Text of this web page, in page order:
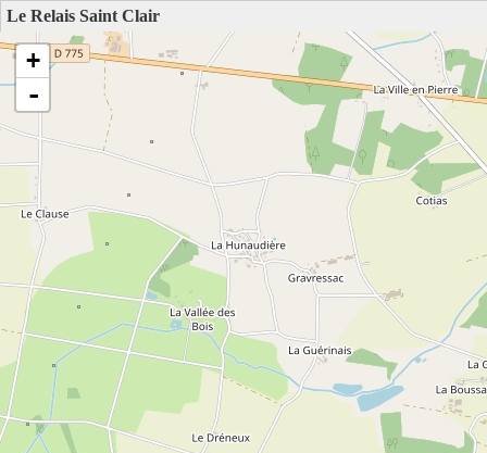
Le Relais Saint Clair
+
-